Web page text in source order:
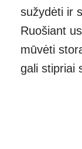
sužydėti ir
Ruošiant
mūvėti
gali stipriai